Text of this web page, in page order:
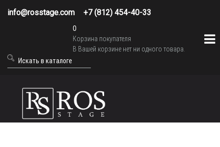
info@rosstage.com +7 (812) 454-40-33
0
Корзина покупателя
В Вашей корзине нет ни одного товара.